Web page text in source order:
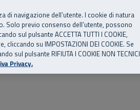
Risorse utili Supporto
navigazione dell’utente. I cookie di natura
Solo previo consenso dell’utente, possono
sul pulsante ACCETTA TUTTI I COOKIE,
su IMPOSTAZIONI DEI COOKIE. Se
sul pulsante RIFIUTA I COOKIE NON TECNICI
Privacy.